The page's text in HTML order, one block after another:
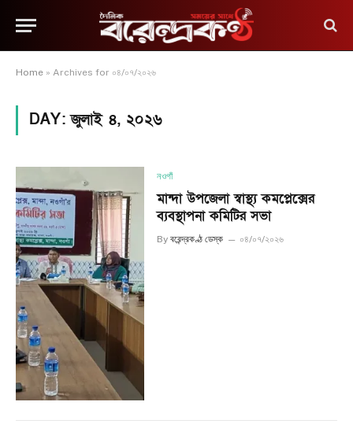
Home » Archives for ০৪/০৭/২০২৬
DAY:জুলাই ৪, ২০২৬
নওগাঁ
মান্দা উপজেলা স্বাস্থ্য কমপ্লেক্সের
ব্যবস্থাপনা কমিটির সভা
By বরেন্দ্রকণ্ঠ ডেস্ক ০৪/০৭/২০২৬